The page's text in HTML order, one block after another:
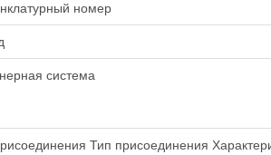
номер
система
Тип присоединения